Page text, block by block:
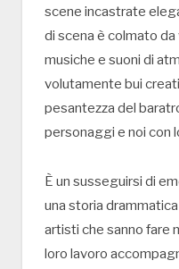
scene incastrate
di scena è colmato
musiche e suoni di
volutamente bui
pesantezza del
personaggi e noi con
È un susseguirsi di
una storia
artisti che sanno fare
loro lavoro